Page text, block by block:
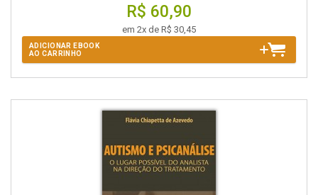
R$ 60,90
em 2x de R$ 30,45
ADICIONAR EBOOK
AO CARRINHO